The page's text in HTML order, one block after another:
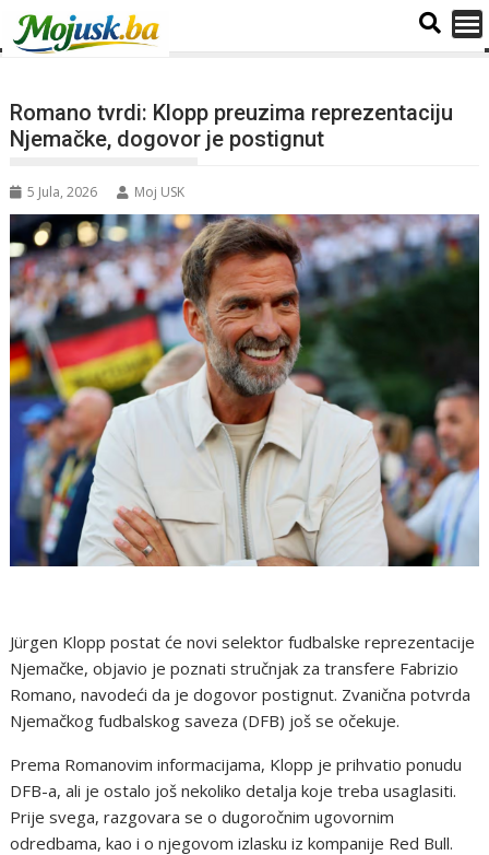
Romano tvrdi: Klopp preuzima reprezentaciju
Njemačke, dogovor je postignut
5 Jula, 2026 Moj USK
Jürgen Klopp postat će novi selektor fudbalske reprezentacije
Njemačke, objavio je poznati stručnjak za transfere Fabrizio
Romano, navodeći da je dogovor postignut. Zvanična potvrda
Njemačkog fudbalskog saveza (DFB) još se očekuje.
Prema Romanovim informacijama, Klopp je prihvatio ponudu
DFB-a, ali je ostalo još nekoliko detalja koje treba usaglasiti.
Prije svega, razgovara se o dugoročnim ugovornim
odredbama, kao i o njegovom izlasku iz kompanije Red Bull.